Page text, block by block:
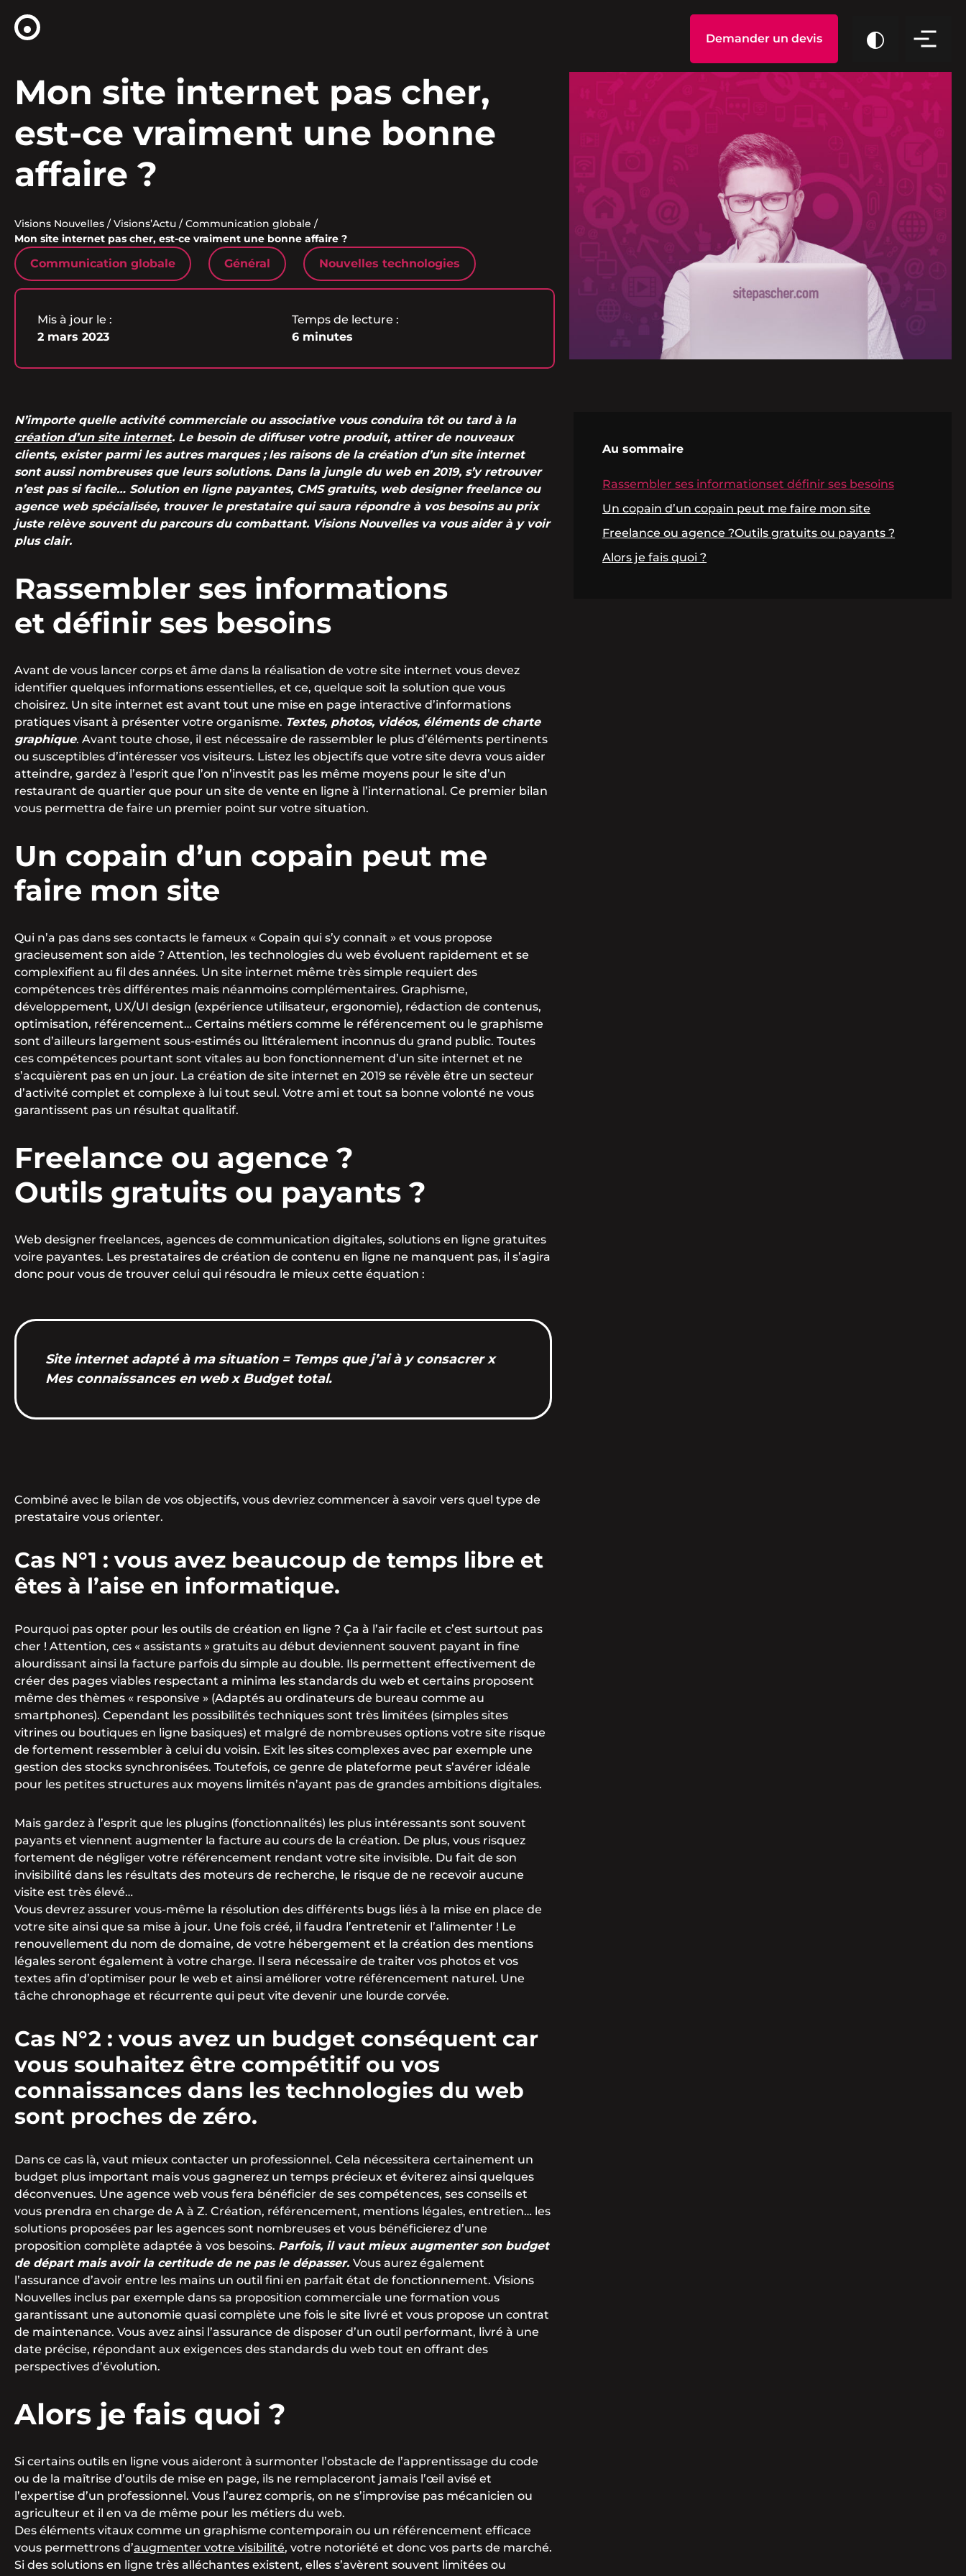
Demander un devis
Mon site internet pas cher,
est-ce vraiment une bonne
affaire ?
Visions Nouvelles / Visions’Actu / Communication globale /
Mon site internet pas cher, est-ce vraiment une bonne affaire ?
Communication globale Général Nouvelles technologies
Mis à jour le :
2 mars 2023
Temps de lecture :
6 minutes
N’importe quelle activité commerciale ou associative vous conduira tôt ou tard à la
création d’un site internet. Le besoin de diffuser votre produit, attirer de nouveaux
clients, exister parmi les autres marques ; les raisons de la création d’un site internet
sont aussi nombreuses que leurs solutions. Dans la jungle du web en 2019, s’y retrouver
n’est pas si facile… Solution en ligne payantes, CMS gratuits, web designer freelance ou
agence web spécialisée, trouver le prestataire qui saura répondre à vos besoins au prix
juste relève souvent du parcours du combattant. Visions Nouvelles va vous aider à y voir
plus clair.
Rassembler ses informations
et définir ses besoins
Avant de vous lancer corps et âme dans la réalisation de votre site internet vous devez
identifier quelques informations essentielles, et ce, quelque soit la solution que vous
choisirez. Un site internet est avant tout une mise en page interactive d’informations
pratiques visant à présenter votre organisme. Textes, photos, vidéos, éléments de charte
graphique. Avant toute chose, il est nécessaire de rassembler le plus d’éléments pertinents
ou susceptibles d’intéresser vos visiteurs. Listez les objectifs que votre site devra vous aider
atteindre, gardez à l’esprit que l’on n’investit pas les même moyens pour le site d’un
restaurant de quartier que pour un site de vente en ligne à l’international. Ce premier bilan
vous permettra de faire un premier point sur votre situation.
Un copain d’un copain peut me
faire mon site
Qui n’a pas dans ses contacts le fameux « Copain qui s’y connait » et vous propose
gracieusement son aide ? Attention, les technologies du web évoluent rapidement et se
complexifient au fil des années. Un site internet même très simple requiert des
compétences très différentes mais néanmoins complémentaires. Graphisme,
développement, UX/UI design (expérience utilisateur, ergonomie), rédaction de contenus,
optimisation, référencement… Certains métiers comme le référencement ou le graphisme
sont d’ailleurs largement sous-estimés ou littéralement inconnus du grand public. Toutes
ces compétences pourtant sont vitales au bon fonctionnement d’un site internet et ne
s’acquièrent pas en un jour. La création de site internet en 2019 se révèle être un secteur
d’activité complet et complexe à lui tout seul. Votre ami et tout sa bonne volonté ne vous
garantissent pas un résultat qualitatif.
Freelance ou agence ?
Outils gratuits ou payants ?
Web designer freelances, agences de communication digitales, solutions en ligne gratuites
voire payantes. Les prestataires de création de contenu en ligne ne manquent pas, il s’agira
donc pour vous de trouver celui qui résoudra le mieux cette équation :
Site internet adapté à ma situation = Temps que j’ai à y consacrer x
Mes connaissances en web x Budget total.
Combiné avec le bilan de vos objectifs, vous devriez commencer à savoir vers quel type de
prestataire vous orienter.
Cas N°1 : vous avez beaucoup de temps libre et
êtes à l’aise en informatique.
Pourquoi pas opter pour les outils de création en ligne ? Ça à l’air facile et c’est surtout pas
cher ! Attention, ces « assistants » gratuits au début deviennent souvent payant in fine
alourdissant ainsi la facture parfois du simple au double. Ils permettent effectivement de
créer des pages viables respectant a minima les standards du web et certains proposent
même des thèmes « responsive » (Adaptés au ordinateurs de bureau comme au
smartphones). Cependant les possibilités techniques sont très limitées (simples sites
vitrines ou boutiques en ligne basiques) et malgré de nombreuses options votre site risque
de fortement ressembler à celui du voisin. Exit les sites complexes avec par exemple une
gestion des stocks synchronisées. Toutefois, ce genre de plateforme peut s’avérer idéale
pour les petites structures aux moyens limités n’ayant pas de grandes ambitions digitales.
Mais gardez à l’esprit que les plugins (fonctionnalités) les plus intéressants sont souvent
payants et viennent augmenter la facture au cours de la création. De plus, vous risquez
fortement de négliger votre référencement rendant votre site invisible. Du fait de son
invisibilité dans les résultats des moteurs de recherche, le risque de ne recevoir aucune
visite est très élevé…
Vous devrez assurer vous-même la résolution des différents bugs liés à la mise en place de
votre site ainsi que sa mise à jour. Une fois créé, il faudra l’entretenir et l’alimenter ! Le
renouvellement du nom de domaine, de votre hébergement et la création des mentions
légales seront également à votre charge. Il sera nécessaire de traiter vos photos et vos
textes afin d’optimiser pour le web et ainsi améliorer votre référencement naturel. Une
tâche chronophage et récurrente qui peut vite devenir une lourde corvée.
Cas N°2 : vous avez un budget conséquent car
vous souhaitez être compétitif ou vos
connaissances dans les technologies du web
sont proches de zéro.
Dans ce cas là, vaut mieux contacter un professionnel. Cela nécessitera certainement un
budget plus important mais vous gagnerez un temps précieux et éviterez ainsi quelques
déconvenues. Une agence web vous fera bénéficier de ses compétences, ses conseils et
vous prendra en charge de A à Z. Création, référencement, mentions légales, entretien… les
solutions proposées par les agences sont nombreuses et vous bénéficierez d’une
proposition complète adaptée à vos besoins. Parfois, il vaut mieux augmenter son budget
de départ mais avoir la certitude de ne pas le dépasser. Vous aurez également
l’assurance d’avoir entre les mains un outil fini en parfait état de fonctionnement. Visions
Nouvelles inclus par exemple dans sa proposition commerciale une formation vous
garantissant une autonomie quasi complète une fois le site livré et vous propose un contrat
de maintenance. Vous avez ainsi l’assurance de disposer d’un outil performant, livré à une
date précise, répondant aux exigences des standards du web tout en offrant des
perspectives d’évolution.
Alors je fais quoi ?
Si certains outils en ligne vous aideront à surmonter l’obstacle de l’apprentissage du code
ou de la maîtrise d’outils de mise en page, ils ne remplaceront jamais l’œil avisé et
l’expertise d’un professionnel. Vous l’aurez compris, on ne s’improvise pas mécanicien ou
agriculteur et il en va de même pour les métiers du web.
Des éléments vitaux comme un graphisme contemporain ou un référencement efficace
vous permettrons d’augmenter votre visibilité, votre notoriété et donc vos parts de marché.
Si des solutions en ligne très alléchantes existent, elles s’avèrent souvent limitées ou
Au sommaire
Rassembler ses informationset définir ses besoins
Un copain d’un copain peut me faire mon site
Freelance ou agence ?Outils gratuits ou payants ?
Alors je fais quoi ?